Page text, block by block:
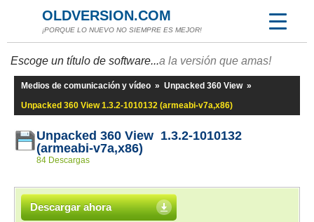
OLDVERSION.COM
¡PORQUE LO NUEVO NO SIEMPRE ES MEJOR!
Escoge un título de software...a la versión que amas!
Medios de comunicación y vídeo » Unpacked 360 View »
Unpacked 360 View 1.3.2-1010132 (armeabi-v7a,x86)
Unpacked 360 View 1.3.2-1010132
(armeabi-v7a,x86)
84 Descargas
Descargar ahora